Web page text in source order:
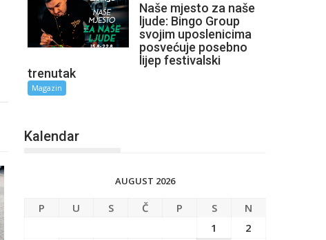
Naše mjesto za naše
ljude: Bingo Group
svojim uposlenicima
posvećuje posebno
lijep festivalski
trenutak
Magazin
Kalendar
AUGUST 2026
P U S Č P S
N
1
2